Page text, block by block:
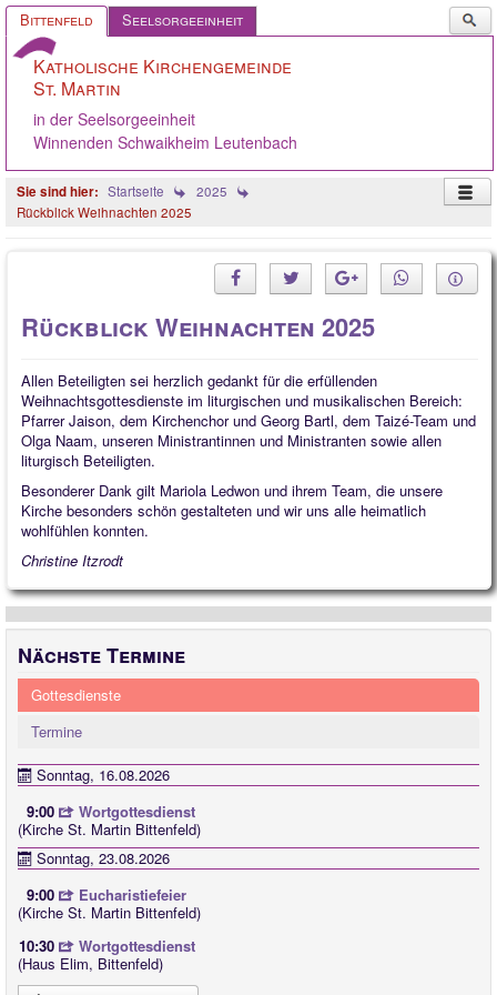
Bittenfeld Seelsorgeeinheit
...
Katholische Kirchengemeinde
St. Martin
in der Seelsorgeeinheit
Winnenden Schwaikheim Leutenbach
Startseite
2025
Rückblick Weihnachten 2025
Gemeinde
Gremien
Angebote
Ökumene
Gelebter Glaube
Quintessenz
Spirituelles
2025
2026
Rückblick Weihnachten 2025
Allen Beteiligten sei herzlich gedankt für die erfüllenden
Weihnachtsgottesdienste im liturgischen und musikalischen Bereich:
Pfarrer Jaison, dem Kirchenchor und Georg Bartl, dem Taizé-Team und
Olga Naam, unseren Ministrantinnen und Ministranten sowie allen
liturgisch Beteiligten.
Besonderer Dank gilt Mariola Ledwon und ihrem Team, die unsere
Kirche besonders schön gestalteten und wir uns alle heimatlich
wohlfühlen konnten.
Christine Itzrodt
Nächste Termine
Gottesdienste
Termine
Sonntag, 16.08.2026
9:00
Wortgottesdienst
(Kirche St. Martin Bittenfeld)
Sonntag, 23.08.2026
9:00
Eucharistiefeier
(Kirche St. Martin Bittenfeld)
10:30
Wortgottesdienst
(Haus Elim, Bittenfeld)